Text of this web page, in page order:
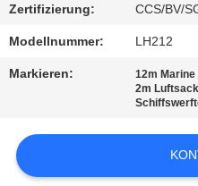
BITTE UM
EIN
SITEMAP
Zertifizierung: CCS/BV/
Modellnummer: LH212
Markieren: 12m
2m